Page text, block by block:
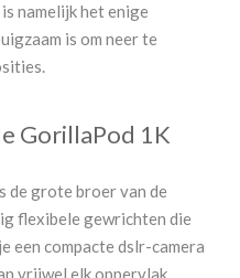
namelijk het enige
is om neer te
GorillaPod 1K
de grote broer van de
flexibele gewrichten die
een compacte dslr-camera
vrijwel elk oppervlak